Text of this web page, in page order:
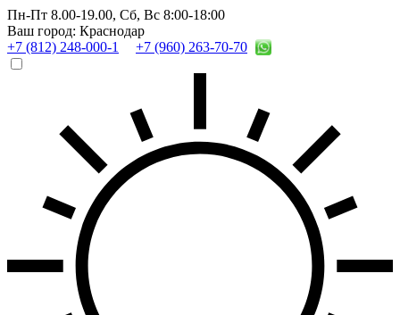
Пн-Пт 8.00-19.00, Сб, Вс 8:00-18:00
Ваш город: Краснодар
+7 (812) 248-000-1
+7 (960) 263-70-70